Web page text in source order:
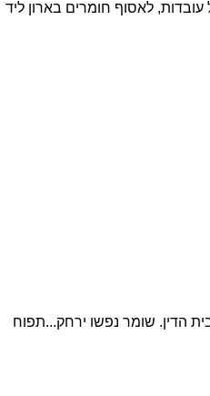
לאסוף חומרים בארון ליד
הדין. שומר נפשו ירחק...תפוח